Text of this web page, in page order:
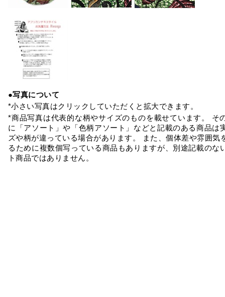
●写真について
*小さい写真はクリックしていただくと拡大できます。
*商品写真は代表的な柄やサイズのものを載せています。 そ
に「アソート」や「色柄アソート」などと記載のある商品は
ズや柄が違っている場合があります。 また、個体差や雰囲気
るために複数個写っている商品もありますが、別途記載のな
ト商品ではありません。